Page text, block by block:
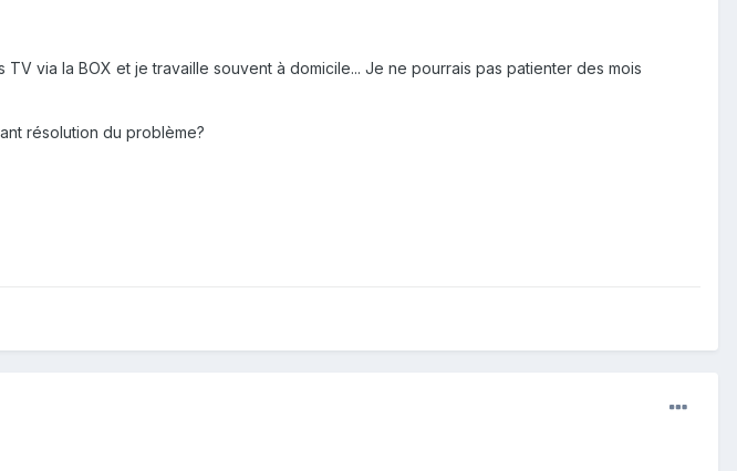
via la BOX et je travaille souvent à domicile... Je ne pourrais pas patienter des mois
résolution du problème?